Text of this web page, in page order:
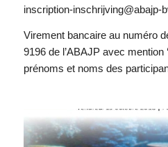
inscription-inschrijving@abajp-
Virement bancaire au numéro
9196 de l’ABAJP avec mention
prénoms et noms des